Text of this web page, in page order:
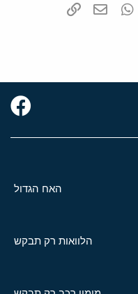
WhatsAppדואר אלקטרוני
האח הגדול
הלוואות רק תבקש